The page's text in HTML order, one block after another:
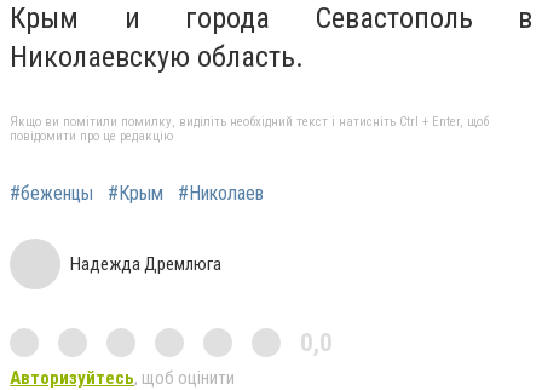
Крым и города Севастополь в
Николаевскую область.
Якщо ви помітили помилку, виділіть необхідний текст і натисніть Ctrl + Enter, щоб
повідомити про це редакцію
#беженцы #Крым #Николаев
Надежда Дремлюга
0,0
Авторизуйтесь, щоб оцінити